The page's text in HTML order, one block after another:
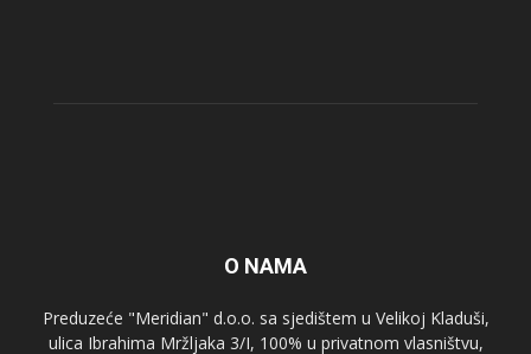
O NAMA
Preduzeće "Meridian" d.o.o. sa sjedištem u Velikoj Kladuši,
ulica Ibrahima Mržljaka 3/I, 100% u privatnom vlasništvu,